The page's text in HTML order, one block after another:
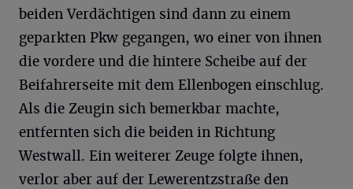
beiden Verdächtigen sind dann zu einem
geparkten Pkw gegangen, wo einer von ihnen
die vordere und die hintere Scheibe auf der
Beifahrerseite mit dem Ellenbogen einschlug.
Als die Zeugin sich bemerkbar machte,
entfernten sich die beiden in Richtung
Westwall. Ein weiterer Zeuge folgte ihnen,
verlor aber auf der Lewerentzstraße den